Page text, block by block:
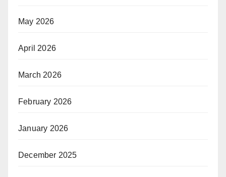
May 2026
April 2026
March 2026
February 2026
January 2026
December 2025